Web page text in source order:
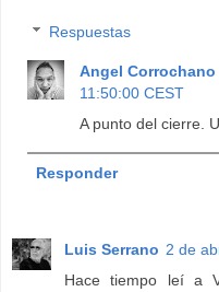
Respuestas
Angel Corrochano
11:50:00 CEST
A punto del cierre.
Responder
Luis Serrano 2 de
Hace tiempo leí a